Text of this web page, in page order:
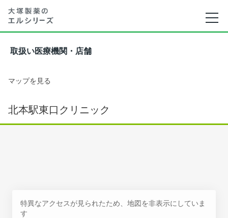
取扱い医療機関・店舗
マップを見る
北本駅東口クリニック
特異なアクセスが見られたため、地図を非表示にしていま
す